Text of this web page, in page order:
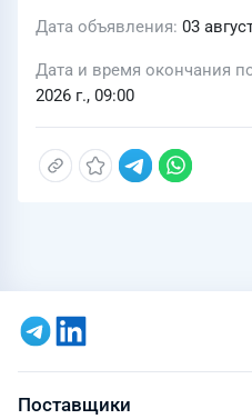
Дата объявления 03
Дата и время окончания
2026 г., 09:00
Поставщики